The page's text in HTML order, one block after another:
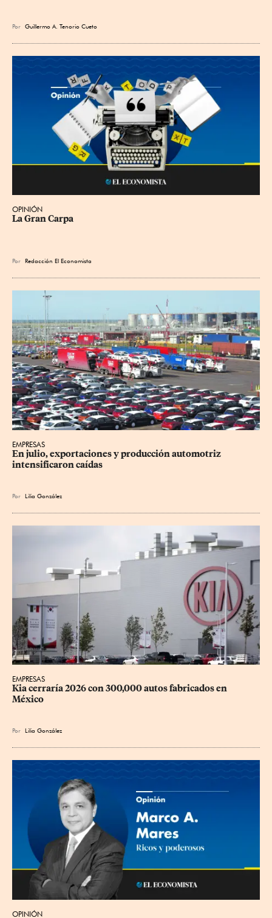
Por Guillermo A. Tenorio Cueto
OPINIÓN
La Gran Carpa
Por Redacción El Economista
EMPRESAS
En julio, exportaciones y producción automotriz
intensificaron caídas
Por Lilia González
EMPRESAS
Kia cerraría 2026 con 300,000 autos fabricados en
México
Por Lilia González
OPINIÓN